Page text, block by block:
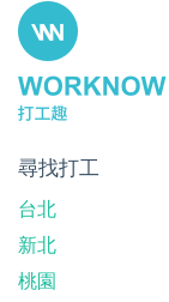
尋找打工
台北
新北
桃園